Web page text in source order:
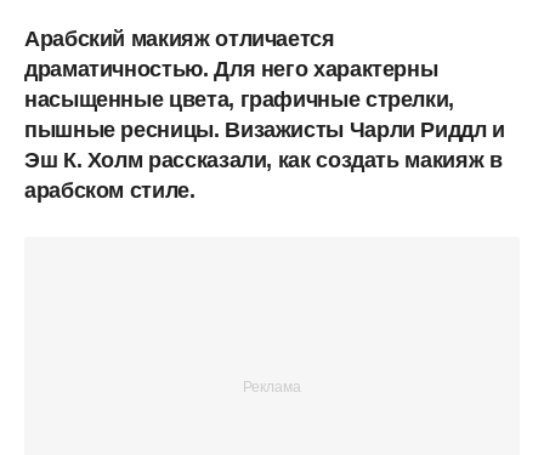
Арабский макияж отличается
драматичностью. Для него характерны
насыщенные цвета, графичные стрелки,
пышные ресницы. Визажисты Чарли Риддл и
Эш К. Холм рассказали, как создать макияж в
арабском стиле.